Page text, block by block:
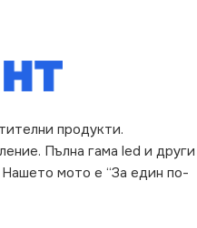
продукти.
Пълна гама led и други
мото е “За един по-